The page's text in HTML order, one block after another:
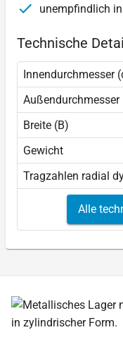
unempfindlich
Technische
Innendurchmesser
Außendurchmesser
Breite (B)
Gewicht
Tragzahlen radial
Alle